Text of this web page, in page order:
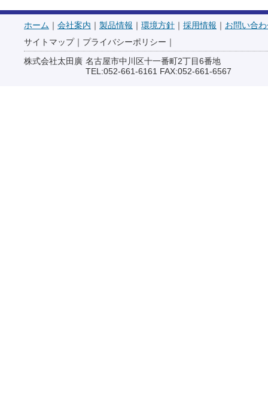
ホーム ｜ 会社案内 ｜ 製品情報 ｜ 環境方針 ｜ 採用情報 ｜ お問い合
サイトマップ｜ プライバシーポリシー ｜
株式会社太田廣 名古屋市中川区十一番町2丁目6番地
TEL:052-661-6161 FAX:052-661-6567